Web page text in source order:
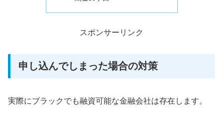
スポンサーリンク
申し込んでしまった場合の対策
実際にブラックでも融資可能な金融会社は存在します。